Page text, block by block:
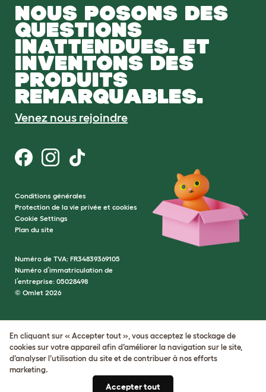
NOUS POSONS DES
QUESTIONS
INATTENDUES. ET
INVENTONS DES
PRODUITS
REMARQUABLES.
Venez nous rejoindre
Conditions générales
Protection de la vie privée et cookies
Cookie Settings
Plan du site
Numéro de TVA: FR34839369105
Numéro d’immatriculation de
l’entreprise: 05028498
© Omlet 2026
En cliquant sur « Accepter tout », vous acceptez le stockage de
cookies sur votre appareil afin d’améliorer la navigation sur le site,
d’analyser l’utilisation du site et de contribuer à nos efforts
marketing.
Accepter tout